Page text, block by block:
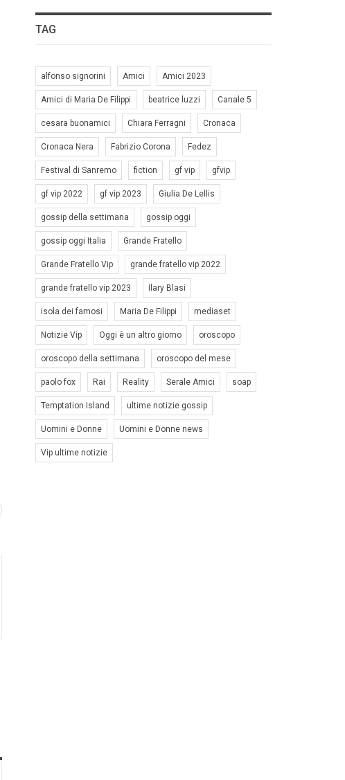
TAG
alfonso signorini Amici Amici 2023
Amici di Maria De Filippi beatrice luzzi Canale 5
cesara buonamici Chiara Ferragni Cronaca
Cronaca Nera Fabrizio Corona Fedez
Festival di Sanremo fiction gf vip gfvip
gf vip 2022 gf vip 2023 Giulia De Lellis
gossip della settimana gossip oggi
gossip oggi Italia Grande Fratello
Grande Fratello Vip grande fratello vip 2022
grande fratello vip 2023 Ilary Blasi
isola dei famosi Maria De Filippi mediaset
Notizie Vip Oggi è un altro giorno oroscopo
oroscopo della settimana oroscopo del mese
paolo fox Rai Reality Serale Amici soap
Temptation Island ultime notizie gossip
Uomini e Donne Uomini e Donne news
Vip ultime notizie